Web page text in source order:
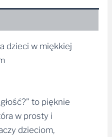
dzieci w miękkiej
to pięknie
w prosty i
dzieciom,